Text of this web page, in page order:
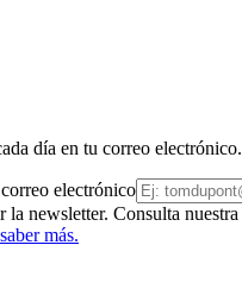
día en tu correo electrónico.
electrónico
la newsletter. Consulta nuestra
más.